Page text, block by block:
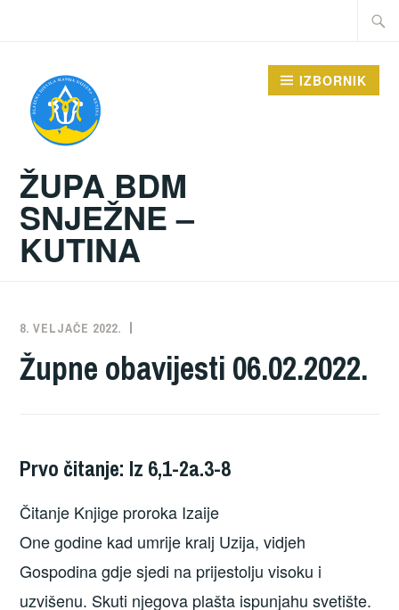
Traži:
ŽUPA BDM
SNJEŽNE –
KUTINA
IZBORNIK
8. VELJAČE 2022.
Župne obavijesti 06.02.2022.
Prvo čitanje: Iz 6,1-2a.3-8
Čitanje Knjige proroka Izaije
One godine kad umrije kralj Uzija, vidjeh
Gospodina gdje sjedi na prijestolju visoku i
uzvišenu. Skuti njegova plašta ispunjahu svetište.